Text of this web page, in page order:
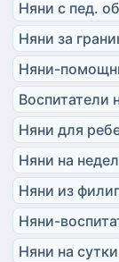
Няни с пед.
Няни за
Няни-
Воспитатели
Няни для
Няни на
Няни из
Няни-
Няни на сутки